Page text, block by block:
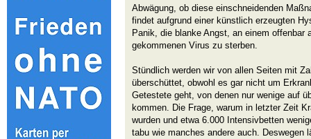
Abwägung, ob diese einschneidenden
findet aufgrund einer künstlich erzeugten
Panik, die blanke Angst, an einem offenbar
gekommenen Virus zu sterben.
Stündlich werden wir von allen Seiten mit
überschüttet, obwohl es gar nicht um
Getestete geht, von denen nur wenige auf
kommen. Die Frage, warum in letzter Zeit
wurden und etwa 6.000 Intensivbetten
tabu wie manches andere auch. Deswegen